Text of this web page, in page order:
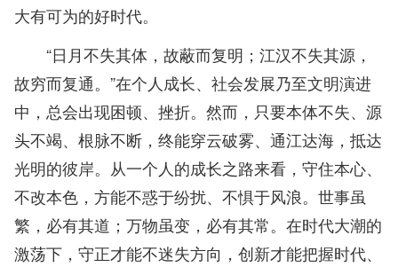
大有可为的好时代。
“日月不失其体，故蔽而复明；江汉不失其源，
故穷而复通。”在个人成长、社会发展乃至文明演进
中，总会出现困顿、挫折。然而，只要本体不失、源
头不竭、根脉不断，终能穿云破雾、通江达海，抵达
光明的彼岸。从一个人的成长之路来看，守住本心、
不改本色，方能不惑于纷扰、不惧于风浪。世事虽
繁，必有其道；万物虽变，必有其常。在时代大潮的
激荡下，守正才能不迷失方向，创新才能把握时代、